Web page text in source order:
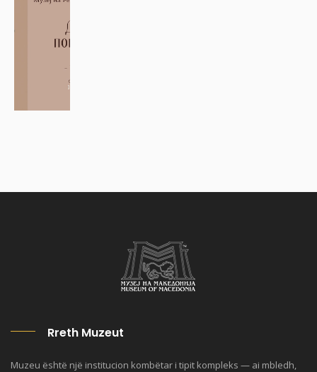
Rreth Muzeut
Muzeu është një institucion kombëtar i tipit kompleks — ai mbledh,